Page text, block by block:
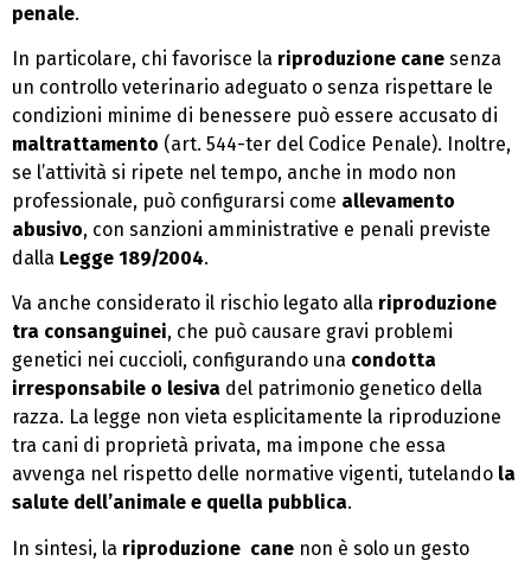
penale.
In particolare, chi favorisce la riproduzione cane senza
un controllo veterinario adeguato o senza rispettare le
condizioni minime di benessere può essere accusato di
maltrattamento (art. 544-ter del Codice Penale). Inoltre,
se l’attività si ripete nel tempo, anche in modo non
professionale, può configurarsi come allevamento
abusivo, con sanzioni amministrative e penali previste
dalla Legge 189/2004.
Va anche considerato il rischio legato alla riproduzione
tra consanguinei, che può causare gravi problemi
genetici nei cuccioli, configurando una condotta
irresponsabile o lesiva del patrimonio genetico della
razza. La legge non vieta esplicitamente la riproduzione
tra cani di proprietà privata, ma impone che essa
avvenga nel rispetto delle normative vigenti, tutelando la
salute dell’animale e quella pubblica.
In sintesi, la riproduzione cane non è solo un gesto